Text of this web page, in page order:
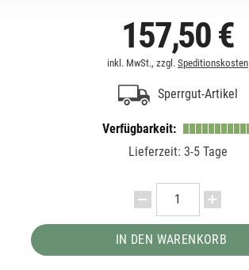
157,50 €
inkl. MwSt., zzgl. Speditionskosten
Sperrgut-Artikel
Verfügbarkeit:
Lieferzeit: 3-5 Tage
IN DEN WARENKORB